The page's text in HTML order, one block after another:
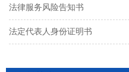
法律服务风险告知书
法定代表人身份证明书